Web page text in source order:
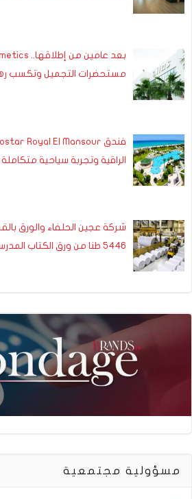
مستحضرات التجميل وتكسب
الراقية وتجربة سياحية
شركة عجين الحلفاء والورق
5446 طنا من ورق الكتاب المدرسي وتؤمّن كامل…
مسؤولية مجتمعية